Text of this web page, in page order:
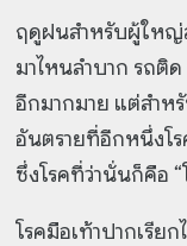
ฤดูฝนสำหรับผู้ใหญ่
มาไหนลำบาก รถติ
อีกมากมาย แต่สำห
อันตรายที่อีกหนึ่งโ
ซึ่งโรคที่ว่านั่นก็คือ “
โรคมือเท้าปากเรีย